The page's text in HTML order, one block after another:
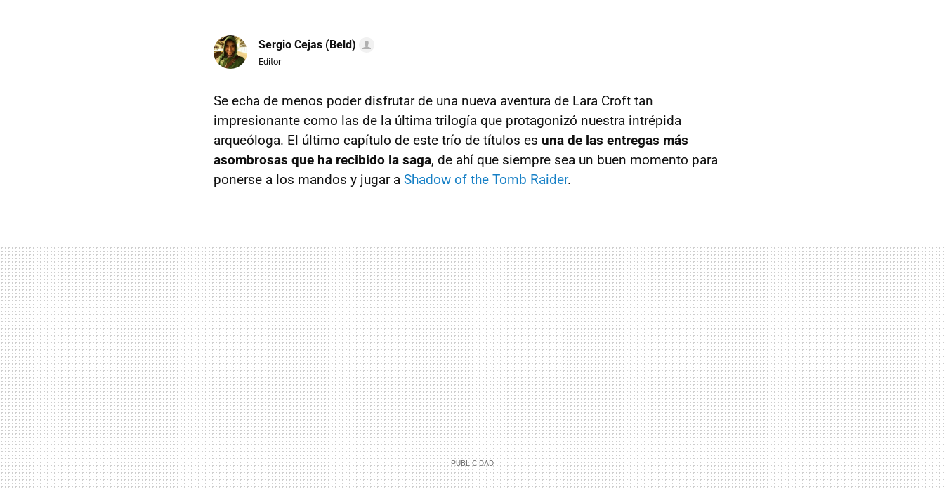
Sergio Cejas (Beld)
Editor
Se echa de menos poder disfrutar de una nueva aventura de Lara Croft tan
impresionante como las de la última trilogía que protagonizó nuestra intrépida
arqueóloga. El último capítulo de este trío de títulos es una de las entregas más
asombrosas que ha recibido la saga, de ahí que siempre sea un buen momento para
ponerse a los mandos y jugar a Shadow of the Tomb Raider.